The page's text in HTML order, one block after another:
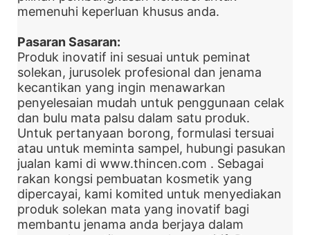
memenuhi keperluan khusus anda.
Pasaran Sasaran:
Produk inovatif ini sesuai untuk peminat
solekan, jurusolek profesional dan jenama
kecantikan yang ingin menawarkan
penyelesaian mudah untuk penggunaan celak
dan bulu mata palsu dalam satu produk.
Untuk pertanyaan borong, formulasi tersuai
atau untuk meminta sampel, hubungi pasukan
jualan kami di www.thincen.com . Sebagai
rakan kongsi pembuatan kosmetik yang
dipercayai, kami komited untuk menyediakan
produk solekan mata yang inovatif bagi
membantu jenama anda berjaya dalam